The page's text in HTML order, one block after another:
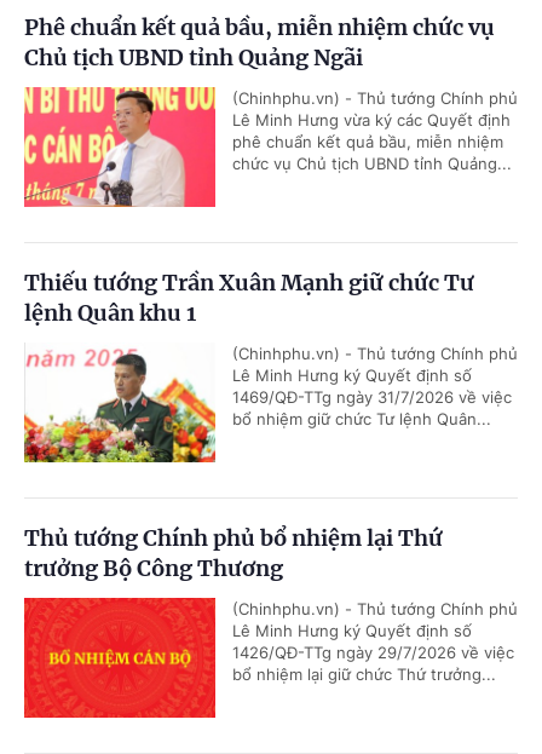
Phê chuẩn kết quả bầu, miễn nhiệm chức vụ
Chủ tịch UBND tỉnh Quảng Ngãi
(Chinhphu.vn) - Thủ tướng Chính phủ
Lê Minh Hưng vừa ký các Quyết định
phê chuẩn kết quả bầu, miễn nhiệm
chức vụ Chủ tịch UBND tỉnh Quảng...
Thiếu tướng Trần Xuân Mạnh giữ chức Tư
lệnh Quân khu 1
(Chinhphu.vn) - Thủ tướng Chính phủ
Lê Minh Hưng ký Quyết định số
1469/QĐ-TTg ngày 31/7/2026 về việc
bổ nhiệm giữ chức Tư lệnh Quân...
Thủ tướng Chính phủ bổ nhiệm lại Thứ
trưởng Bộ Công Thương
(Chinhphu.vn) - Thủ tướng Chính phủ
Lê Minh Hưng ký Quyết định số
1426/QĐ-TTg ngày 29/7/2026 về việc
bổ nhiệm lại giữ chức Thứ trưởng...